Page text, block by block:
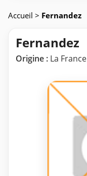
Accueil > Fernandez
Fernandez
Origine : La France